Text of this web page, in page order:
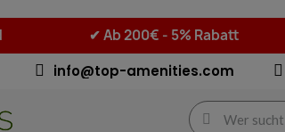
✔Ab 200€ - 5% Rabatt
info@top-amenities.com